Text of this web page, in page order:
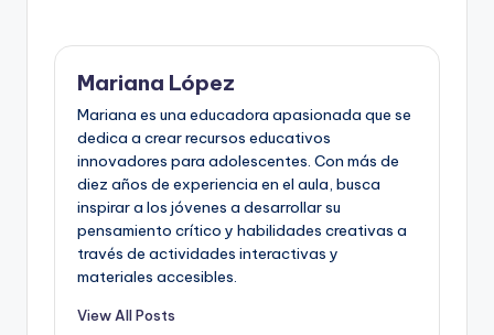
Mariana López
Mariana es una educadora apasionada que se
dedica a crear recursos educativos
innovadores para adolescentes. Con más de
diez años de experiencia en el aula, busca
inspirar a los jóvenes a desarrollar su
pensamiento crítico y habilidades creativas a
través de actividades interactivas y
materiales accesibles.
View All Posts